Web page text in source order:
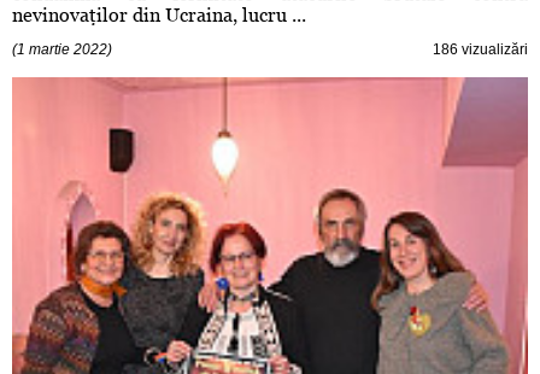
nevinovaţilor din Ucraina, lucru ...
(1 martie 2022) 186 vizualizări